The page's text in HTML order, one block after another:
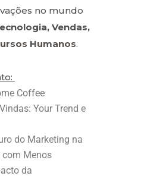
no mundo
Vendas,
Humanos.
Coffee
Your Trend e
do Marketing na
com Menos
da